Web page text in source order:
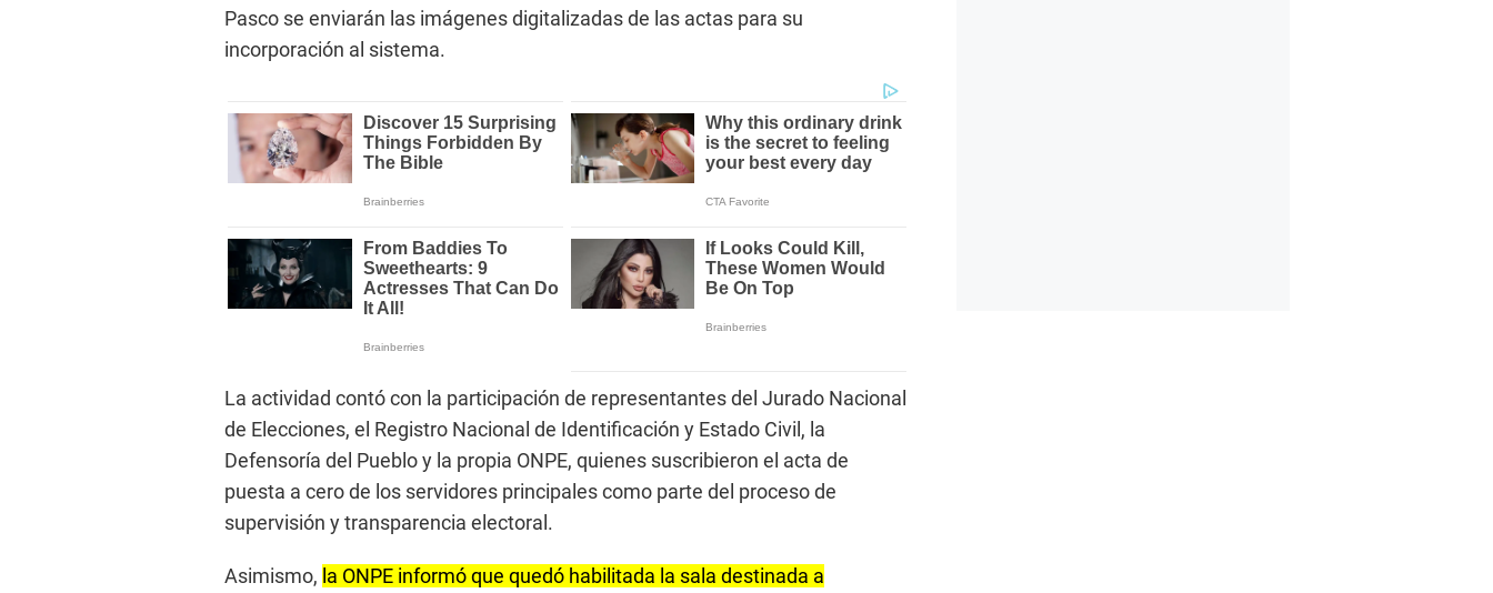
Pasco se enviarán las imágenes digitalizadas de las actas para su
incorporación al sistema.
La actividad contó con la participación de representantes del Jurado Nacional
de Elecciones, el Registro Nacional de Identificación y Estado Civil, la
Defensoría del Pueblo y la propia ONPE, quienes suscribieron el acta de
puesta a cero de los servidores principales como parte del proceso de
supervisión y transparencia electoral.
Asimismo, la ONPE informó que quedó habilitada la sala destinada a